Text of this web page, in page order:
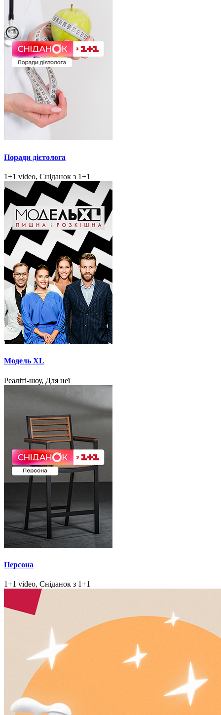
Поради дієтолога
1+1 video, Сніданок з 1+1
Модель XL
Реаліті-шоу, Для неї
Персона
1+1 video, Сніданок з 1+1